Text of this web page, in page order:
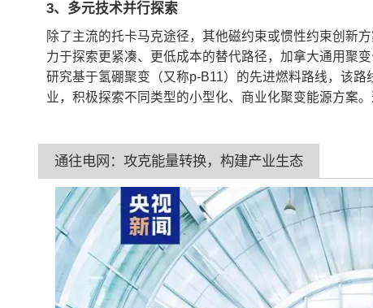
3、多元技术并行探索
除了主流的托卡马克途径，其他磁约束或惯性约束创新
力于探索更紧凑、更低成本的替代路径，加拿大通用聚
研究基于氢硼聚变（又称p-B11）的先进燃料路线，该
业，积极探索不同类型的小型化、商业化聚变能源方案
通往电网：攻克能量转换，构建产业生态